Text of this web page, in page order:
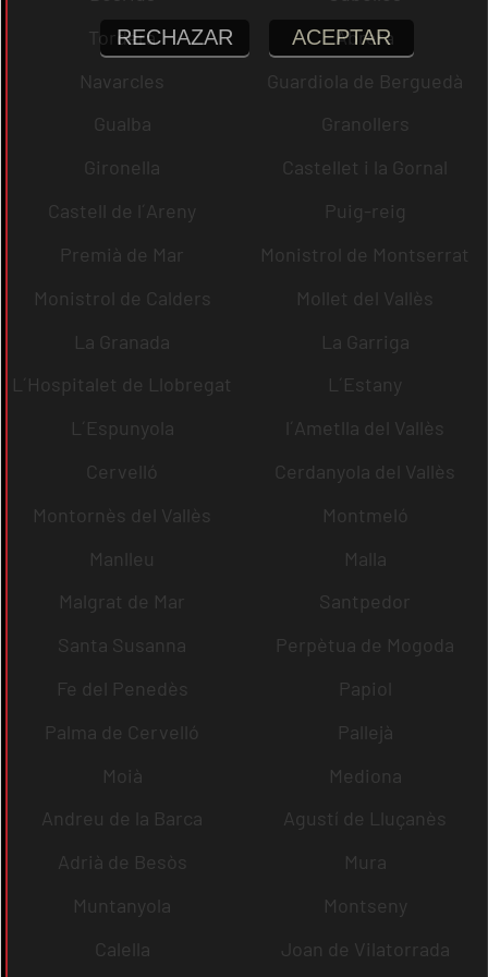
Tordera
Abrera
Navarcles
Guardiola de Berguedà
Gualba
Granollers
Gironella
Castellet i la Gornal
Castell de l´Areny
Puig-reig
Premià de Mar
Monistrol de Montserrat
Monistrol de Calders
Mollet del Vallès
La Granada
La Garriga
L´Hospitalet de Llobregat
L´Estany
L´Espunyola
l´Ametlla del Vallès
Cervelló
Cerdanyola del Vallès
Montornès del Vallès
Montmeló
Manlleu
Malla
Malgrat de Mar
Santpedor
Santa Susanna
Perpètua de Mogoda
Fe del Penedès
Papiol
Palma de Cervelló
Pallejà
Moià
Mediona
Andreu de la Barca
Agustí de Lluçanès
Adrià de Besòs
Mura
Muntanyola
Montseny
Calella
Joan de Vilatorrada
RECHAZAR ACEPTAR